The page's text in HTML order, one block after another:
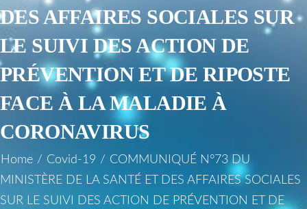
DES AFFAIRES SOCIALES SUR
LE SUIVI DES ACTION DE
PRÉVENTION ET DE RIPOSTE
FACE À LA MALADIE À
CORONAVIRUS
Home / Covid-19 / COMMUNIQUÉ N°73 DU
MINISTÈRE DE LA SANTÉ ET DES AFFAIRES SOCIALES
SUR LE SUIVI DES ACTION DE PRÉVENTION ET DE